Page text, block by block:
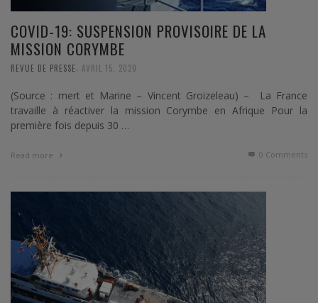
COVID-19: SUSPENSION PROVISOIRE DE LA
MISSION CORYMBE
REVUE DE PRESSE, AVRIL 15, 2020
(Source : mert et Marine – Vincent Groizeleau) – La France
travaille à réactiver la mission Corymbe en Afrique Pour la
première fois depuis 30 …
Read more 0 Comments